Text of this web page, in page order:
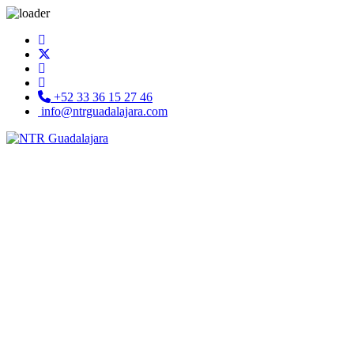
+52 33 36 15 27 46
info@ntrguadalajara.com